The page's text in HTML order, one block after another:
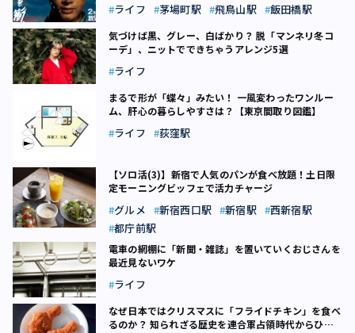
ライフ 茅場町駅 飛鳥山駅 飯田橋駅
気づけば黒、グレー、白ばかり？ 脱「マンネリ冬コ
ーデ」、ニットでできちゃうアレンジ5選
ライフ
まるで形が「蝶々」みたい！ 一風変わったワンルー
ム、肝心の暮らしやすさは？【東京間取り図鑑】
ライフ 荻窪駅
【ソロ活(3)】新宿で人気のパンが食べ放題！土日限
定モーニングビッフェで活力チャージ
グルメ 新宿西口駅 新宿駅
西新宿駅
都庁前駅
電車の網棚に「新聞・雑誌」を置いていくおじさんを
最近見ないワケ
ライフ
なぜ日本ではクリスマスに「フライドチキン」を食べ
るのか？ 知られざる歴史を連合軍占領時代からひも